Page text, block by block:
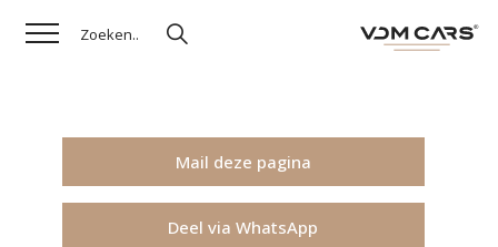
Mail deze pagina
Deel via WhatsApp